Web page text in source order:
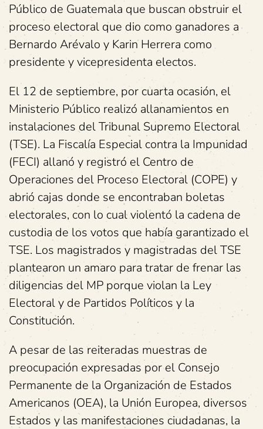
Público de Guatemala que buscan obstruir el
proceso electoral que dio como ganadores a
Bernardo Arévalo y Karin Herrera como
presidente y vicepresidenta electos.
El 12 de septiembre, por cuarta ocasión, el
Ministerio Público realizó allanamientos en
instalaciones del Tribunal Supremo Electoral
(TSE). La Fiscalía Especial contra la Impunidad
(FECI) allanó y registró el Centro de
Operaciones del Proceso Electoral (COPE) y
abrió cajas donde se encontraban boletas
electorales, con lo cual violentó la cadena de
custodia de los votos que había garantizado el
TSE. Los magistrados y magistradas del TSE
plantearon un amaro para tratar de frenar las
diligencias del MP porque violan la Ley
Electoral y de Partidos Políticos y la
Constitución.
A pesar de las reiteradas muestras de
preocupación expresadas por el Consejo
Permanente de la Organización de Estados
Americanos (OEA), la Unión Europea, diversos
Estados y las manifestaciones ciudadanas, la